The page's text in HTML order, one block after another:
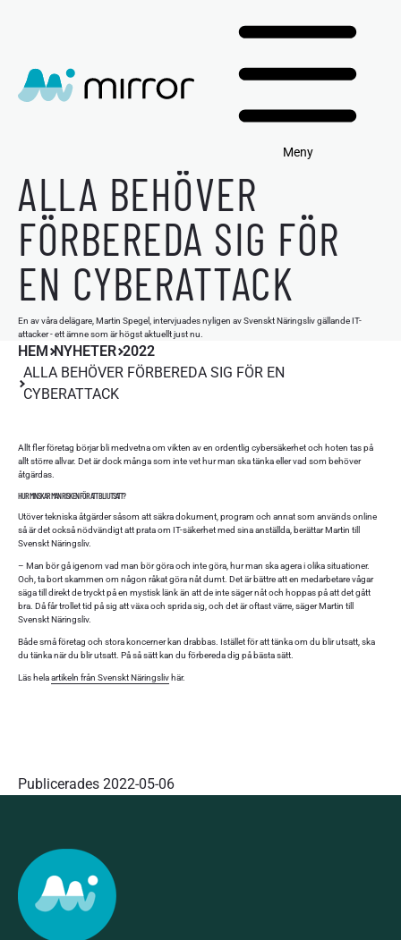
Meny
ALLA BEHÖVER
FÖRBEREDA SIG FÖR
EN CYBERATTACK
En av våra delägare, Martin Spegel, intervjuades nyligen av Svenskt Näringsliv gällande IT-
attacker - ett ämne som är högst aktuellt just nu.
HEM NYHETER 2022
ALLA BEHÖVER FÖRBEREDA SIG FÖR EN
CYBERATTACK
Allt fler företag börjar bli medvetna om vikten av en ordentlig cybersäkerhet och hoten tas på
allt större allvar. Det är dock många som inte vet hur man ska tänka eller vad som behöver
åtgärdas.
HUR MINSKAR MAN RISKEN FÖR ATT BLI UTSATT?
Utöver tekniska åtgärder såsom att säkra dokument, program och annat som används online
så är det också nödvändigt att prata om IT-säkerhet med sina anställda, berättar Martin till
Svenskt Näringsliv.
– Man bör gå igenom vad man bör göra och inte göra, hur man ska agera i olika situationer.
Och, ta bort skammen om någon råkat göra nåt dumt. Det är bättre att en medarbetare vågar
säga till direkt de tryckt på en mystisk länk än att de inte säger nåt och hoppas på att det gått
bra. Då får trollet tid på sig att växa och sprida sig, och det är oftast värre, säger Martin till
Svenskt Näringsliv.
Både små företag och stora koncerner kan drabbas. Istället för att tänka om du blir utsatt, ska
du tänka när du blir utsatt. På så sätt kan du förbereda dig på bästa sätt.
Läs helaartikeln från Svenskt Näringsliv här.
Publicerades 2022-05-06